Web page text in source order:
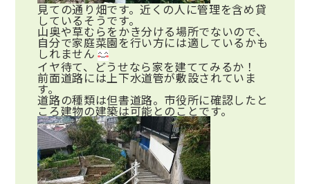
見ての通り畑です。近くの人に管理を含め貸
しているそうです。
山奥や草むらをかき分ける場所でないので、
自分で家庭菜園を行い方には適しているかも
しれません
イヤ待て、どうせなら家を建ててみるか！
前面道路には上下水道管が敷設されていま
す。
道路の種類は但書道路。市役所に確認したと
ころ建物の建築は可能とのことです。